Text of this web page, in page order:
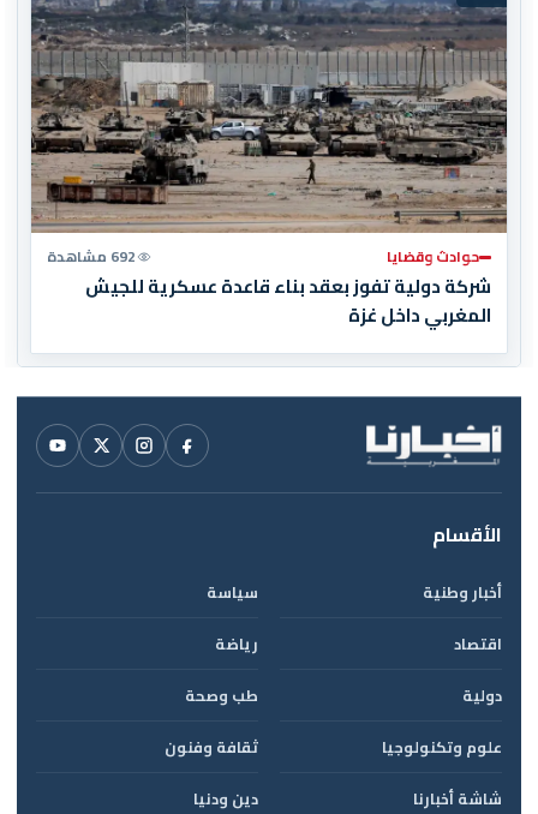
حوادث وقضايا 692 مشاهدة
شركة دولية تفوز بعقد بناء قاعدة عسكرية للجيش
المغربي داخل غزة
الأقسام
أخبار وطنية
سياسة
اقتصاد
رياضة
دولية
طب وصحة
علوم وتكنولوجيا
ثقافة وفنون
شاشة أخبارنا
دين ودنيا